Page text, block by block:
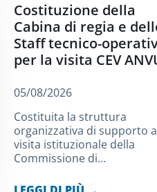
Costituzione della
Cabina di regia e
Staff tecnico-
per la visita CEV
05/08/2026
Costituita la struttura
organizzativa di supporto
visita istituzionale della
Commissione di…